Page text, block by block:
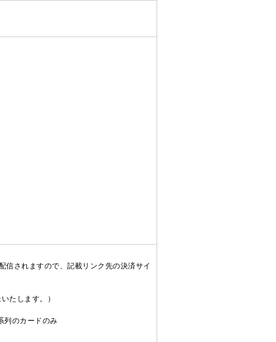
信されますので、記載リンク先の決済サイ
たします。）
列のカードのみ